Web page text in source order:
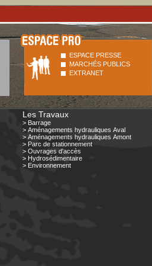
ESPACE PRESSE
MARCHÉS PUBLICS
EXTRANET
Les Travaux
> Barrage
> Aménagements hydrauliques Aval
> Aménagements hydrauliques Amont
> Parc de stationnement
> Ouvrages d'accès
> Hydrosédimentaire
> Environnement